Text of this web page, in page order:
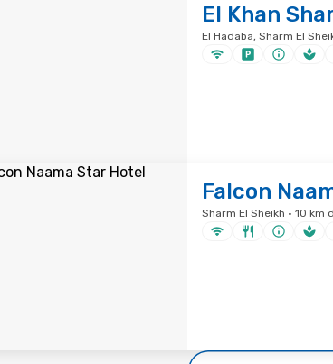
El Khan
El Hadaba, Sharm El
Falcon
Sharm El Sheikh · 10